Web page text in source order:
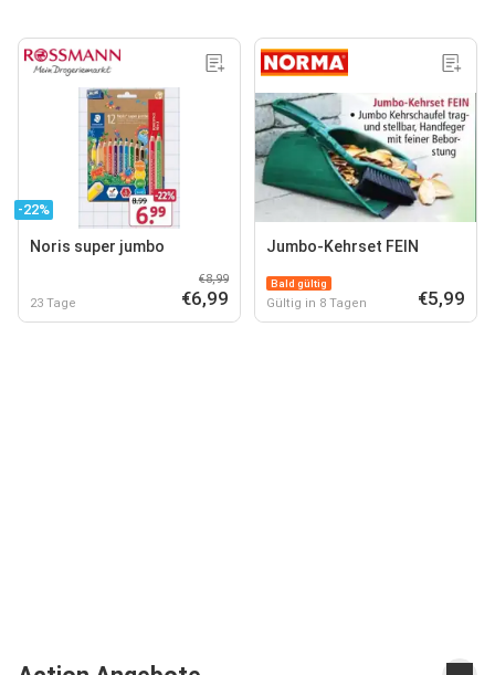
-22%
Noris super jumbo
23 Tage
€8,99
€6,99
Jumbo-Kehrset FEIN
Bald gültig
Gültig in 8 Tagen €5,99